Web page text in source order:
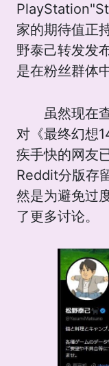
家的期待值正
野泰己转发发
是在粉丝群体
虽然现在
对《最终幻想
疾手快的网友
Reddit分版存
然是为避免过
了更多讨论。